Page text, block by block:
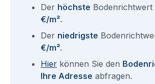
Der höchste Bodenrichtwert
€/m².
Der niedrigste
€/m².
Hier können Sie den
Ihre Adresse abfragen.